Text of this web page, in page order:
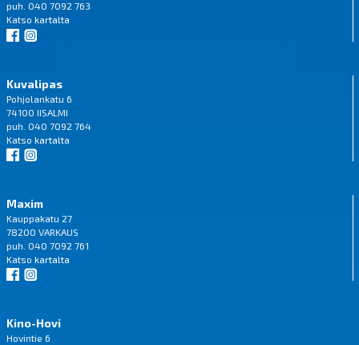
puh. 040 7092 763
Katso kartalta
Kuvalipas
Pohjolankatu 6
74100 IISALMI
puh. 040 7092 764
Katso kartalta
Maxim
Kauppakatu 27
78200 VARKAUS
puh. 040 7092 761
Katso kartalta
Kino-Hovi
Hovintie 6